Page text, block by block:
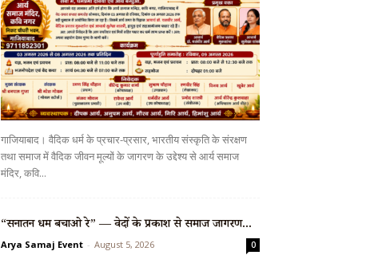
गाजियाबाद। वैदिक धर्म के प्रचार-प्रसार, भारतीय संस्कृति के संरक्षण
तथा समाज में वैदिक जीवन मूल्यों के जागरण के उद्देश्य से आर्य समाज
मंदिर, कवि...
“सनातन धर्म बचाओ रे” — वेदों के प्रकाश से समाज जागरण...
Arya Samaj Event - August 5, 2026 0